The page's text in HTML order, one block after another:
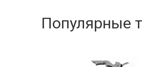
Популярные